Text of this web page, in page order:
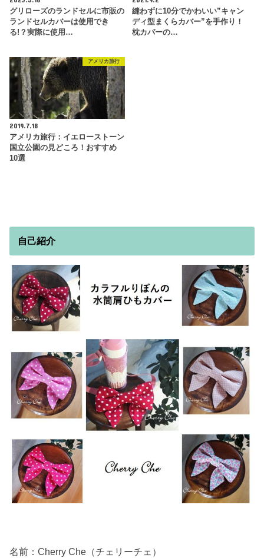
グリローズのランドセルに市販の
ランドセルカバーは使用でき
る!？実際に使用…
縫わずに10分でかわいい”キャン
ディ型まくらカバー”を手作り！
枕カバーの…
アメリカ旅行
2019.7.18
アメリカ旅行：イエローストーン
国立公園の見どころ！おすすめ
10選
自己紹介
名前：Cherry Che（チェリーチェ）